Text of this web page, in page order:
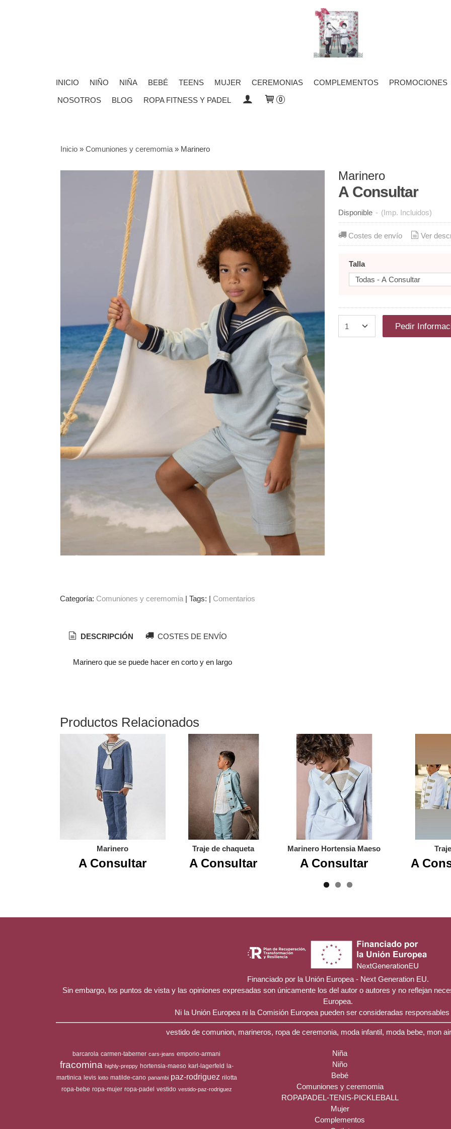
INICIO NIÑO NIÑA BEBÉ TEENS MUJER CEREMONIAS COMPLEMENTOS PROMOCIONES
NOSOTROS BLOG ROPA FITNESS Y PADEL 0
Inicio» Comuniones y ceremomia» Marinero
Marinero
A Consultar
Disponible - (Imp. Incluidos)
Costes de envío Ver
Talla
Pedir
Categoría: Comuniones y ceremomia| Tags: | Comentarios
DESCRIPCIÓN COSTES DE ENVÍO
Marinero que se puede hacer en corto y en largo
Productos Relacionados
Marinero
A Consultar
Traje de chaqueta
A Consultar
Marinero Hortensia Maeso
A Consultar A
Financiado por la Unión Europea - Next Generation EU.
Sin embargo, los puntos de vista y las opiniones expresadas son únicamente los del autor o autores y no reflejan
Europea.
Ni la Unión Europea ni la Comisión Europea pueden ser consideradas
vestido de comunion, marineros, ropa de ceremonia, moda infantil, moda bebe, mon
barcarola carmen-taberner cars-jeans emporio-armani
fracomina highly-preppy hortensia-maeso karl-lagerfeld
la-
martinica levis lotto matilde-cano panambi paz-rodriguez rilotta
ropa-bebe ropa-mujer ropa-padel vestido vestido-paz-rodriguez
Niña
Niño
Bebé
Comuniones y ceremomia
ROPAPADEL-TENIS-PICKLEBALL
Mujer
Complementos